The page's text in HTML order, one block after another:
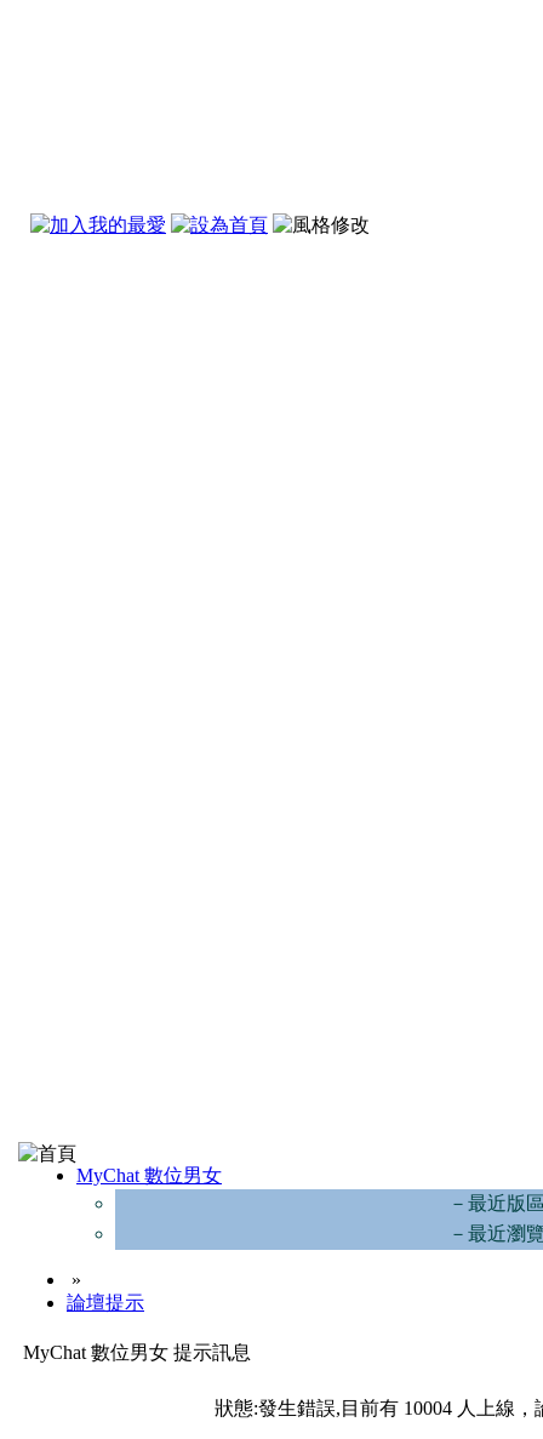
MyChat 數位男女
－最近版
－最近瀏
»
論壇提示
MyChat 數位男女 提示訊息
狀態:發生錯誤,目前有 10004 人上線